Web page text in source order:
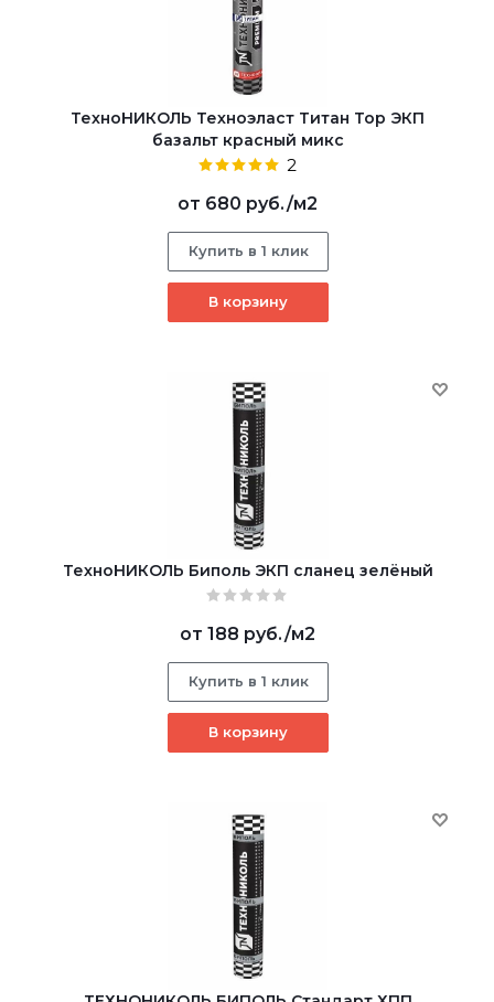
ТехноНИКОЛЬ Техноэласт Титан Тор ЭКП
базальт красный микс
2
от 680 руб./м2
Купить в 1 клик
В корзину
ТехноНИКОЛЬ Биполь ЭКП сланец зелёный
от 188 руб./м2
Купить в 1 клик
В корзину